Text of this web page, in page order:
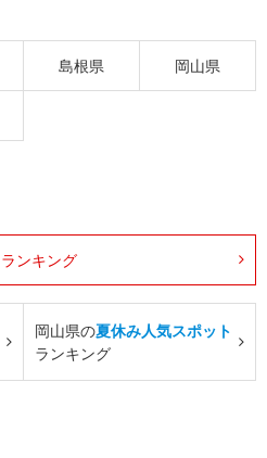
島根県 岡山県
ランキング
岡山県の夏休み人気スポット
ランキング